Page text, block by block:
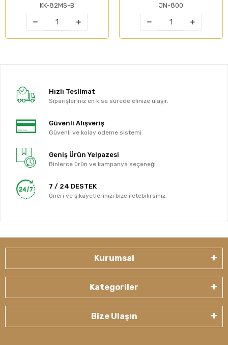
KK-82MS-B
JN-800
Hızlı Teslimat
Siparişleriniz en kısa sürede elinize ulaşır.
Güvenli Alışveriş
Güvenli ve kolay ödeme sistemi
Geniş Ürün Yelpazesi
Binlerce ürün ve kampanya seçeneği
7 / 24 DESTEK
Öneri ve şikayetlerinizi bize iletebilirsiniz.
Kurumsal
Kategoriler
Bize Ulaşın